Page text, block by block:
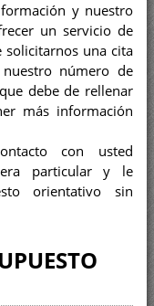
y nuestro
un servicio de
solicitarnos una cita
número de
debe de rellenar
más información
con usted
particular y le
orientativo sin